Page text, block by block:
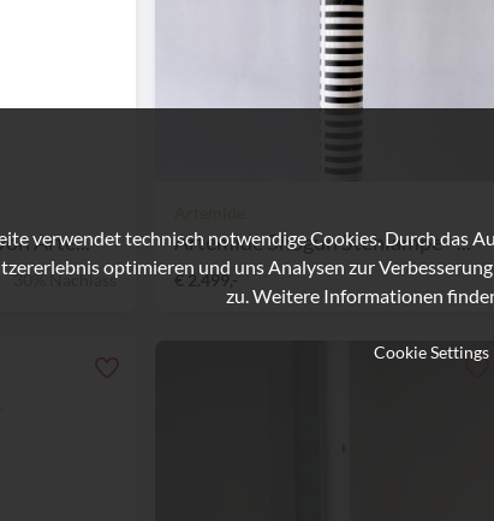
Arte...
30% Nachlass
Artemide Shogun Stehlampe –...
€ 2.499,-
verwendet technisch notwendige Cookies. Durch das
optimieren und uns Analysen zur
zu. Weitere Informationen
Cookie Settings